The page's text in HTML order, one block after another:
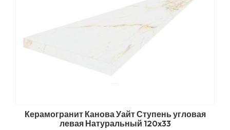
Керамогранит Канова Уайт Ступень угловая
левая Натуральный 120x33